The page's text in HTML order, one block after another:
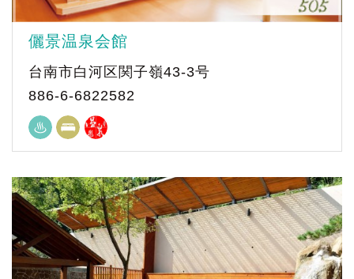
儷景温泉会館
台南市白河区関子嶺43-3号
886-6-6822582